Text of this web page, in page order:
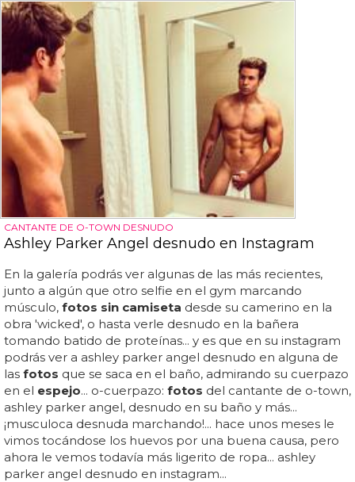
CANTANTE DE O-TOWN DESNUDO
Ashley Parker Angel desnudo en Instagram
En la galería podrás ver algunas de las más recientes,
junto a algún que otro selfie en el gym marcando
músculo, fotos sin camiseta desde su camerino en la
obra 'wicked', o hasta verle desnudo en la bañera
tomando batido de proteínas... y es que en su instagram
podrás ver a ashley parker angel desnudo en alguna de
las fotos que se saca en el baño, admirando su cuerpazo
en el espejo... o-cuerpazo: fotos del cantante de o-town,
ashley parker angel, desnudo en su baño y más...
¡musculoca desnuda marchando!... hace unos meses le
vimos tocándose los huevos por una buena causa, pero
ahora le vemos todavía más ligerito de ropa... ashley
parker angel desnudo en instagram...